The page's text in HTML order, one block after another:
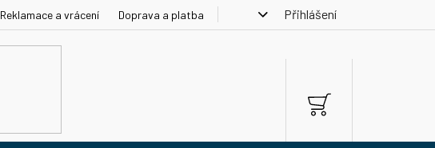
Reklamace a vrácení Doprava a platba Přihlášení
NÁKUPNÍ